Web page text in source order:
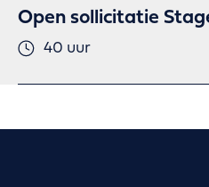
Open sollicitatie
40 uur